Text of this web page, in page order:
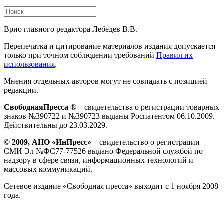
Врио главного редактора Лебедев В.В.
Перепечатка и цитирование материалов издания допускается
только при точном соблюдении требований Правил их
использования.
Мнения отдельных авторов могут не совпадать с позицией
редакции.
СвободнаяПресса ® – свидетельства о регистрации товарных
знаков №390722 и №390723 выданы Роспатентом 06.10.2009.
Действительны до 23.03.2029.
© 2009, АНО «ИнПресс» – свидетельство о регистрации
СМИ Эл №ФС77-77526 выдано Федеральной службой по
надзору в сфере связи, информационных технологий и
массовых коммуникаций.
Сетевое издание «Свободная пресса» выходит с 1 ноября 2008
года.